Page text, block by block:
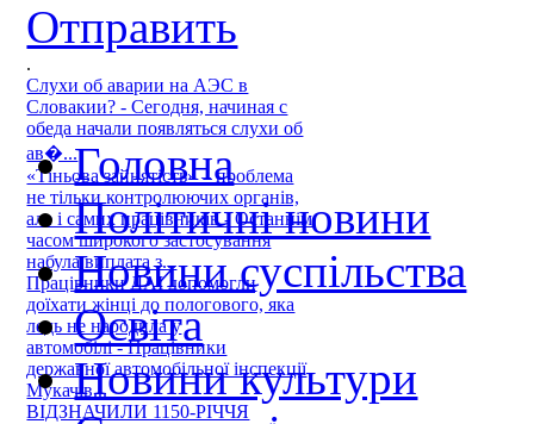
Отправить
.
Слухи об аварии на АЭС в
Словакии? - Сегодня, начиная с
обеда начали появляться слухи об
ав�...
«Тіньова зайнятість» – проблема
не тільки контролюючих органів,
але і самих працівників - Останнім
часом широкого застосування
набула виплата з...
Працівники ДАІ допомогли
доїхати жінці до пологового, яка
ледь не народила у
автомобілі - Працівники
державної автомобільної інспекції
Мукачів...
ВІДЗНАЧИЛИ 1150-РІЧЧЯ
Головна
Політичні новини
Новини суспільства
Освіта
Новини культури